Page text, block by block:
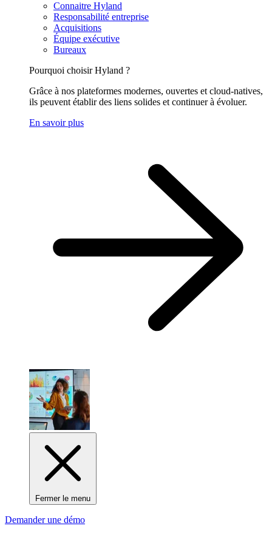
Connaitre Hyland
Responsabilité entreprise
Acquisitions
Équipe exécutive
Bureaux
Pourquoi choisir Hyland ?
Grâce à nos plateformes modernes, ouvertes et cloud-natives,
ils peuvent établir des liens solides et continuer à évoluer.
En savoir plus
Fermer le menu
Demander une démo